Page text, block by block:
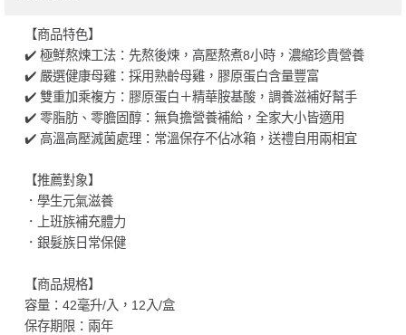
【商品特色】
✔️ 極鮮熬煉工法：先熬後煉，高壓熬煮8小時，濃縮珍貴營養
✔️ 嚴選健康母雞：採用熟齡母雞，膠原蛋白含量豐富
✔️ 雙重加乘複方：膠原蛋白＋精華胺基酸，調養滋補好幫手
✔️ 零脂肪、零膽固醇：無負擔營養補給，全家大小皆適用
✔️ 高溫高壓滅菌處理：常溫保存不佔冰箱，送禮自用兩相宜
【推薦對象】
．學生元氣滋養
．上班族補充體力
．銀髮族日常保健
【商品規格】
容量：42毫升/入，12入/盒
保存期限：兩年